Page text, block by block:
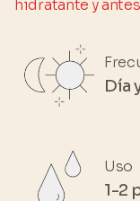
hidratante y
Día
Uso
1-2